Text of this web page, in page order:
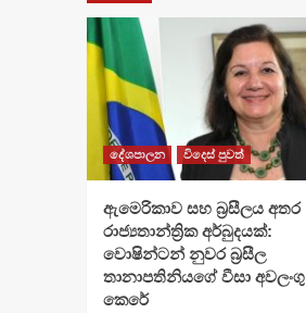
දේශපාලන විදෙස් පුවත්
ඇමෙරිකාව සහ බ්‍රසීලය අතර
රාජ්‍යතාන්ත්‍රික අර්බුදයක්:
වොෂින්ටන් නුවර බ්‍රසීල
තානාපතිනියගේ වීසා අවලංගු
කෙරේ